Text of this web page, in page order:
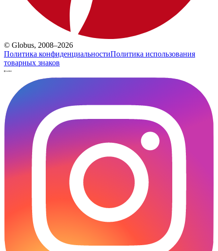
© Globus, 2008–2026
Политика конфиденциальностиПолитика использования
товарных знаков